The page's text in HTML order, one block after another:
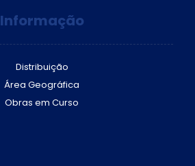
Informação
Distribuição
Área Geográfica
Obras em Curso